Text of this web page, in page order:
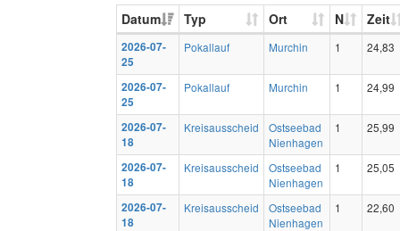
Datum Typ Ort N Zeit
2026-07-
25
Pokallauf Murchin 1 24,83
2026-07-
25
Pokallauf Murchin 1 24,99
2026-07-
18
Kreisausscheid
Ostseebad
Nienhagen
1 25,99
2026-07-
18
Kreisausscheid
Ostseebad
Nienhagen
1 25,05
2026-07-
18
Kreisausscheid
Ostseebad
Nienhagen
1 22,60